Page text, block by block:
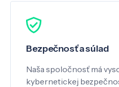
Bezpečnosť a súlad
Naša spoločnosť má
kybernetickej